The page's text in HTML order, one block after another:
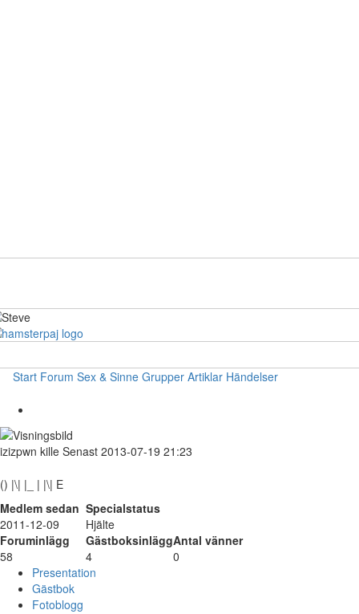
Start Forum Sex & Sinne Grupper Artiklar Händelser
izizpwn kille Senast 2013-07-19 21:23
() |\| |_ | |\| E
Medlem sedan Specialstatus
2011-12-09
Hjälte
Foruminlägg
GästboksinläggAntal vänner
58
4
0
Presentation
Gästbok
Fotoblogg